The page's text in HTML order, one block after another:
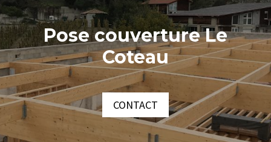
Pose couverture Le
Coteau
CONTACT